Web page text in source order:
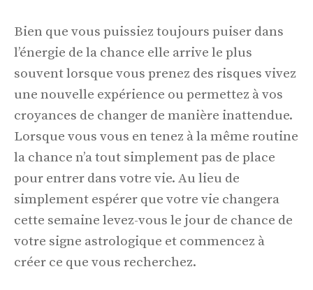
Bien que vous puissiez toujours puiser dans
l’énergie de la chance elle arrive le plus
souvent lorsque vous prenez des risques vivez
une nouvelle expérience ou permettez à vos
croyances de changer de manière inattendue.
Lorsque vous vous en tenez à la même routine
la chance n’a tout simplement pas de place
pour entrer dans votre vie. Au lieu de
simplement espérer que votre vie changera
cette semaine levez-vous le jour de chance de
votre signe astrologique et commencez à
créer ce que vous recherchez.